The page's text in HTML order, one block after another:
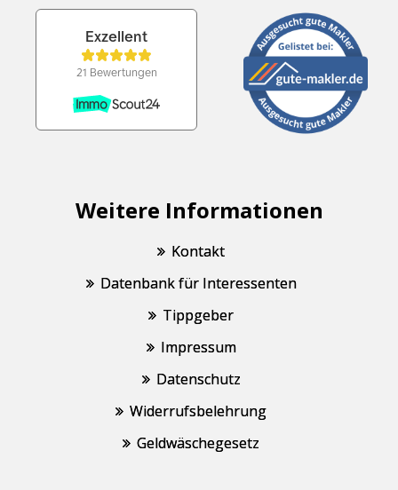
Weitere Informationen
Kontakt
Datenbank für Interessenten
Tippgeber
Impressum
Datenschutz
Widerrufsbelehrung
Geldwäschegesetz